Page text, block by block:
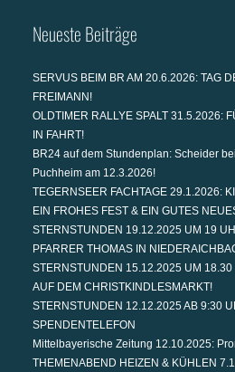
Neueste Beiträge
SERVUS BEIM BR AM 20.6.2026: TAG
FREIMANN!
OLDTIMER RALLYE SPALT 31.5.2026:
IN FAHRT!
BR24 auf dem Stundenplan: Scheider
Puchheim am 12.3.2026!
TEGERNSEER FACHTAGE 29.1.2026:
EIN FROHES FEST & EIN GUTES
STERNSTUNDEN 19.12.2025 UM 19
PFARRER THOMAS IN
STERNSTUNDEN 15.12.2025 UM 18.30
AUF DEM CHRISTKINDLESMARKT!
STERNSTUNDEN 12.12.2025 AB 9:30
SPENDENTELEFON
Mittelbayerische Zeitung 12.10.2025:
THEMENABEND HEIZEN & KÜHLEN